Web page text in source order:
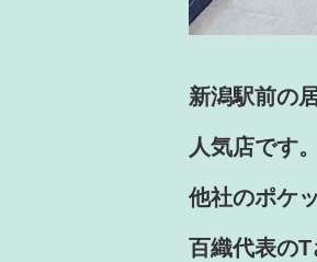
新潟駅前の
人気店です。
他社のポケ
百織代表の